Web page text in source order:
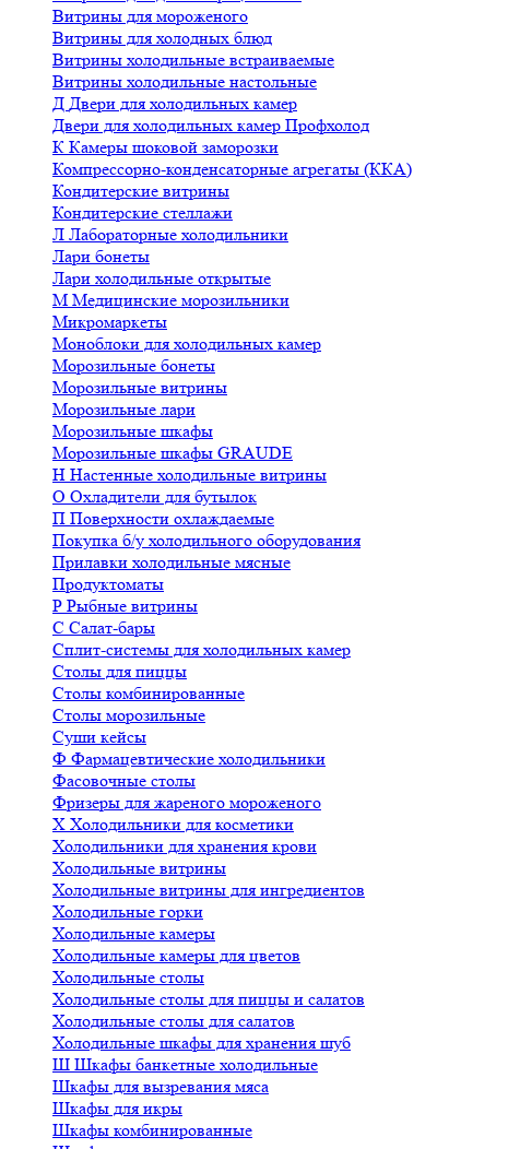
Витрины для мороженого
Витрины для холодных блюд
Витрины холодильные встраиваемые
Витрины холодильные настольные
Д Двери для холодильных камер
Двери для холодильных камер Профхолод
К Камеры шоковой заморозки
Компрессорно-конденсаторные агрегаты (ККА)
Кондитерские витрины
Кондитерские стеллажи
Л Лабораторные холодильники
Лари бонеты
Лари холодильные открытые
М Медицинские морозильники
Микромаркеты
Моноблоки для холодильных камер
Морозильные бонеты
Морозильные витрины
Морозильные лари
Морозильные шкафы
Морозильные шкафы GRAUDE
Н Настенные холодильные витрины
О Охладители для бутылок
П Поверхности охлаждаемые
Покупка б/у холодильного оборудования
Прилавки холодильные мясные
Продуктоматы
Р Рыбные витрины
С Салат-бары
Сплит-системы для холодильных камер
Столы для пиццы
Столы комбинированные
Столы морозильные
Суши кейсы
Ф Фармацевтические холодильники
Фасовочные столы
Фризеры для жареного мороженого
Х Холодильники для косметики
Холодильники для хранения крови
Холодильные витрины
Холодильные витрины для ингредиентов
Холодильные горки
Холодильные камеры
Холодильные камеры для цветов
Холодильные столы
Холодильные столы для пиццы и салатов
Холодильные столы для салатов
Холодильные шкафы для хранения шуб
Ш Шкафы банкетные холодильные
Шкафы для вызревания мяса
Шкафы для икры
Шкафы комбинированные